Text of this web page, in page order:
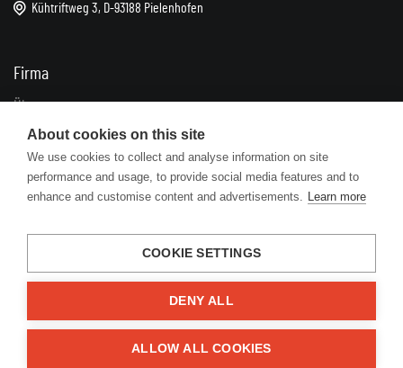
Kühtriftweg 3, D-93188 Pielenhofen
Firma
Über uns
Impressum
Kontakte
Informationen
FAQ
Zuschüsse
About cookies on this site
We use cookies to collect and analyse information on site
performance and usage, to provide social media features and to
enhance and customise content and advertisements. Learn more
COOKIE SETTINGS
DENY ALL
ALLOW ALL COOKIES